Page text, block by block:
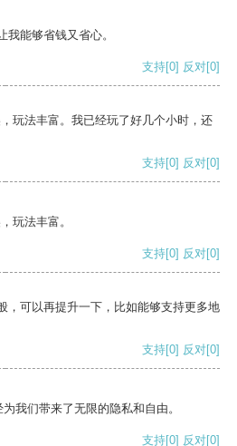
能够省钱又省心。
支持[0] 反对[0]
玩法丰富。我已经玩了好几个小时，还
支持[0] 反对[0]
玩法丰富。
支持[0] 反对[0]
，可以再提升一下，比如能够支持更多地
支持[0] 反对[0]
我们带来了无限的隐私和自由。
支持[0] 反对[0]